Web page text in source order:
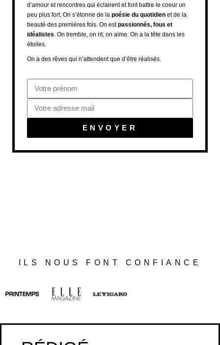
d’amour et rencontres qui éclairent et font battre le coeur un
peu plus fort. On s’étonne de la poésie du quotidien et de la
beauté des premières fois. On estpassionnés, fous et
idéalistes . On tremble, on rit, on aime. On a la tête dans les
étoiles.
On a des rêves qui n’attendent que d’être réalisés.
ENVOYER
ILS NOUS FONT CONFIANCE